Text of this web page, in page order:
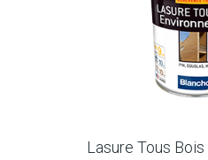
Lasure Tous